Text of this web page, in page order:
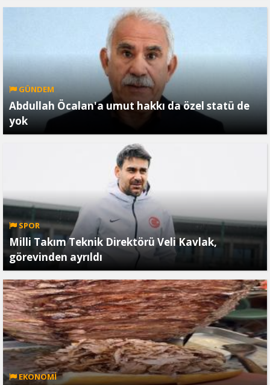
GÜNDEM
Abdullah Öcalan'a umut hakkı da özel statü de
yok
SPOR
Milli Takım Teknik Direktörü Veli Kavlak,
görevinden ayrıldı
EKONOMİ